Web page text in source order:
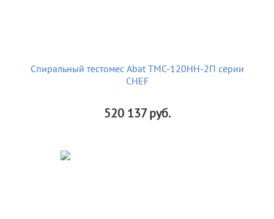
Спиральный тестомес Abat ТМС-120НН-2П серии
CHEF
520 137руб.